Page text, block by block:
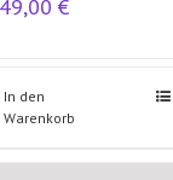
€
In den
Warenkorb